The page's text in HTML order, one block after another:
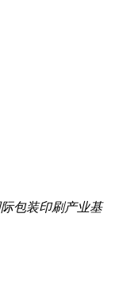
包装印刷产业基